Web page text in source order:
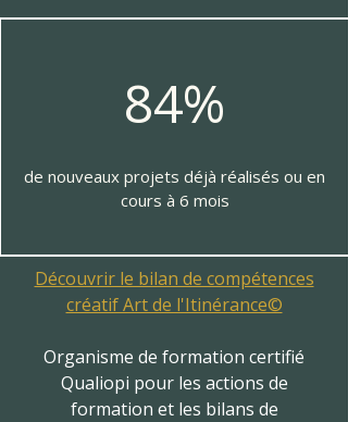
84%
de nouveaux projets déjà réalisés ou en
cours à 6 mois
Découvrir le bilan de compétences
créatif Art de l'Itinérance©
Organisme de formation certifié
Qualiopi pour les actions de
formation et les bilans de